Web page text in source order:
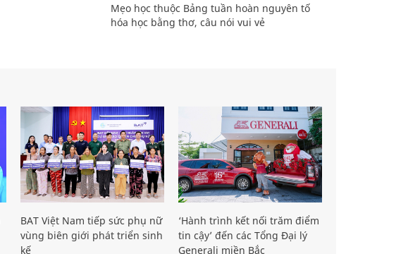
Mẹo học thuộc Bảng tuần hoàn nguyên tố
hóa học bằng thơ, câu nói vui vẻ
BAT Việt Nam tiếp sức phụ nữ
vùng biên giới phát triển sinh
kế
‘Hành trình kết nối trăm điểm
tin cậy’ đến các Tổng Đại lý
Generali miền Bắc